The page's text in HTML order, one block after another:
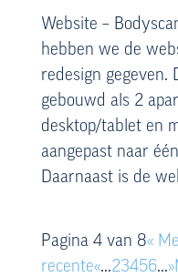
Website –
hebben we de
redesign gegeven.
gebouwd als 2
desktop/tablet en
aangepast naar
Daarnaast is de
Pagina 4 van 8«
recente«...23456...»